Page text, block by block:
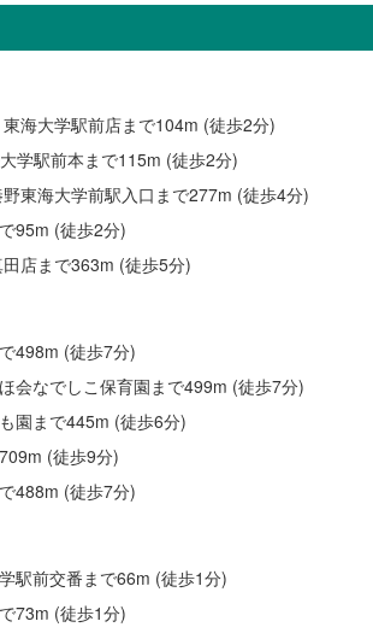
海大学駅前店まで104m (徒歩2分)
学駅前本まで115m (徒歩2分)
東海大学前駅入口まで277m (徒歩4分)
95m (徒歩2分)
店まで363m (徒歩5分)
498m (徒歩7分)
会なでしこ保育園まで499m (徒歩7分)
園まで445m (徒歩6分)
(徒歩9分)
488m (徒歩7分)
駅前交番まで66m (徒歩1分)
73m (徒歩1分)